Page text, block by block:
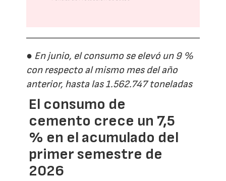
● En junio, el consumo se elevó un 9 %
con respecto al mismo mes del año
anterior, hasta las 1.562.747 toneladas
El consumo de
cemento crece un 7,5
% en el acumulado del
primer semestre de
2026